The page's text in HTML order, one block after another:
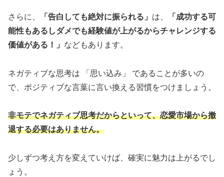
さらに、 「告白しても絶対に振られる」 は、
「成功する可
能性もあるしダメでも経験値が上がるからチャレンジする
価値がある！」 などもあります。
ネガティブな思考は 「思い込み」 であることが多いの
で、ポジティブな言葉に言い換える習慣をつけましょう。
非モテでネガティブ思考だからといって、恋愛市場から撤
退する必要はありません。
少しずつ考え方を変えていけば、確実に魅力は上がるでし
ょう。